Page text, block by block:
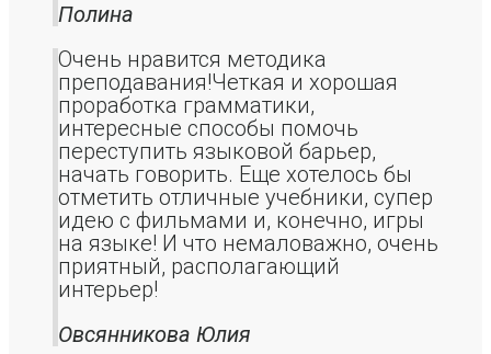
Полина
Очень нравится методика
преподавания!Четкая и хорошая
проработка грамматики,
интересные способы помочь
переступить языковой барьер,
начать говорить. Еще хотелось бы
отметить отличные учебники, супер
идею с фильмами и, конечно, игры
на языке! И что немаловажно, очень
приятный, располагающий
интерьер!
Овсянникова Юлия